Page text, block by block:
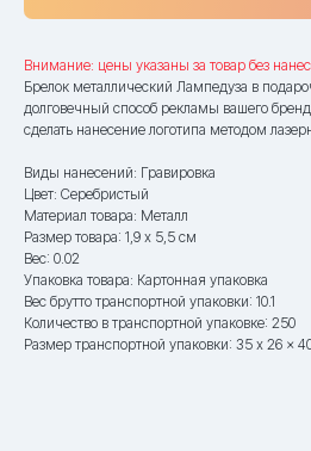
Внимание: цены указаны за товар без
Брелок металлический Лампедуза в
долговечный способ рекламы вашего
сделать нанесение логотипа методом
Виды нанесений: Гравировка
Цвет: Серебристый
Материал товара: Металл
Размер товара: 1,9 x 5,5 см
Вес: 0.02
Упаковка товара: Картонная упаковка
Вес брутто транспортной упаковки: 10.1
Количество в транспортной упаковке: 250
Размер транспортной упаковки: 35 x 26 x